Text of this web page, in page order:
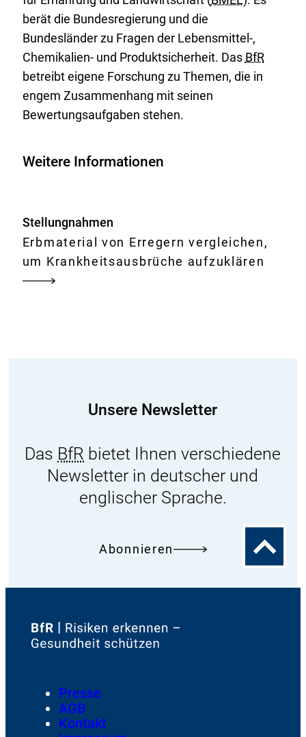
berät die Bundesregierung und die
Bundesländer zu Fragen der Lebensmittel-,
Chemikalien- und Produktsicherheit. Das BfR
betreibt eigene Forschung zu Themen, die in
engem Zusammenhang mit seinen
Bewertungsaufgaben stehen.
Weitere Informationen
Stellungnahmen
Erbmaterial von Erregern vergleichen,
um Krankheitsausbrüche aufzuklären
Unsere Newsletter
Das BfR bietet Ihnen verschiedene
Newsletter in deutscher und
englischer Sprache.
Abonnieren
Zum
Zur
Footer
Meta-
Navigation
Presse
AGB
Kontakt